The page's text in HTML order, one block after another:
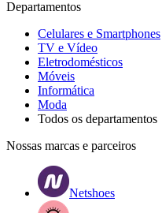
Departamentos
Celulares e Smartphones
TV e Vídeo
Eletrodomésticos
Móveis
Informática
Moda
Todos os departamentos
Nossas marcas e parceiros
Netshoes